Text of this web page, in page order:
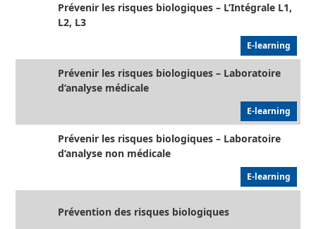
Prévenir les risques biologiques – L’Intégrale L1,
L2, L3
E-learning
Prévenir les risques biologiques – Laboratoire
d’analyse médicale
E-learning
Prévenir les risques biologiques – Laboratoire
d’analyse non médicale
E-learning
Prévention des risques biologiques